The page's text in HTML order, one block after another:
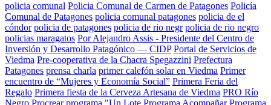
policia comunal Policia Comunal de Carmen de Patagones Policía
Comunal de Patagones policia comunal patagones policia de el
cóndor policia de patagones policia de rio negr policia de rio negro
policias maragatos Por Alejandro Assis - Presidente del Centro de
Inversión y Desarrollo Patagónico — CIDP Portal de Servicios de
Viedma Pre-cooperativa de la Chacra Spegazzini Prefectura
Patagones prensa charla primer calefón solar en Viedma Primer
encuentro de “Mujeres y Economía Social” Primera Feria del
Regalo Primera fiesta de la Cerveza Artesana de Viedma PRO Río
Negro Procrear programa "Un Lote Programa Acompañar Programa